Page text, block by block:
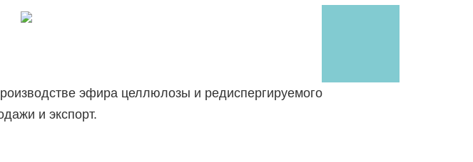
эфира целлюлозы и редиспергируемого
и экспорт.